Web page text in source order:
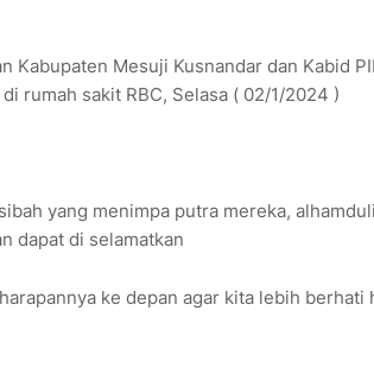
Kabupaten Mesuji Kusnandar dan Kabid
rumah sakit RBC, Selasa ( 02/1/2024 )
yang menimpa putra mereka,
dapat di selamatkan
ke depan agar kita lebih berhati